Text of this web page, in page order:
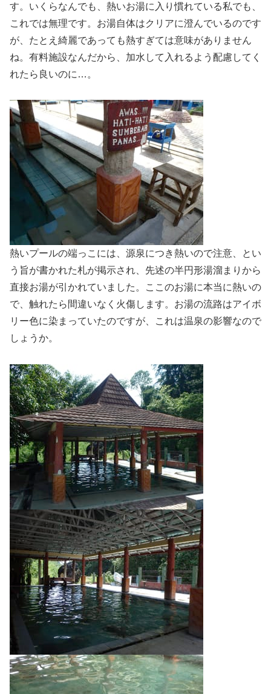
す。いくらなんでも、熱いお湯に入り慣れている私でも、
これでは無理です。お湯自体はクリアに澄んでいるのです
が、たとえ綺麗であっても熱すぎては意味がありません
ね。有料施設なんだから、加水して入れるよう配慮してく
れたら良いのに…。
熱いプールの端っこには、源泉につき熱いので注意、とい
う旨が書かれた札が掲示され、先述の半円形湯溜まりから
直接お湯が引かれていました。ここのお湯に本当に熱いの
で、触れたら間違いなく火傷します。お湯の流路はアイボ
リー色に染まっていたのですが、これは温泉の影響なので
しょうか。